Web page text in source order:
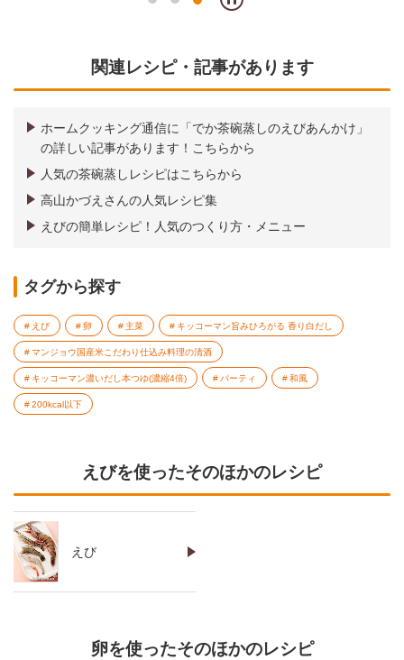
関連レシピ・記事があります
ホームクッキング通信に「でか茶碗蒸しのえびあんかけ」
の詳しい記事があります！こちらから
人気の茶碗蒸しレシピはこちらから
高山かづえさんの人気レシピ集
えびの簡単レシピ！人気のつくり方・メニュー
タグから探す
えび 卵 主菜 キッコーマン旨みひろがる 香り白だし
マンジョウ国産米こだわり仕込み料理の清酒
キッコーマン濃いだし本つゆ(濃縮4倍) パーティ 和風
200kcal以下
えびを使ったそのほかのレシピ
えび
卵を使ったそのほかのレシピ